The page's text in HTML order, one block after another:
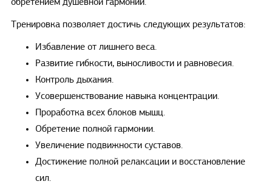
обретением душевной гармонии.
Тренировка позволяет достичь следующих результатов:
Избавление от лишнего веса.
Развитие гибкости, выносливости и равновесия.
Контроль дыхания.
Усовершенствование навыка концентрации.
Проработка всех блоков мышц.
Обретение полной гармонии.
Увеличение подвижности суставов.
Достижение полной релаксации и восстановление
сил.